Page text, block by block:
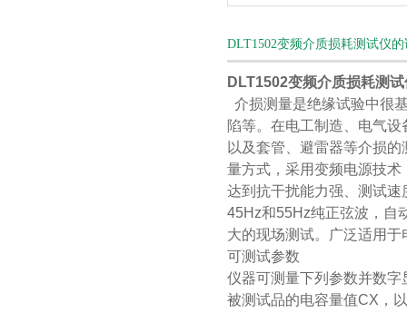
DLT1502变频介质损耗测试仪
DLT1502变频介质损耗测试
介损测量是绝缘试验中很
陷等。在电工制造、电气
以及套管、避雷器等介损
量方式，采用变频电源技
达到抗干扰能力强、测试
45Hz和55Hz纯正弦波，自
大的现场测试。广泛适用
可测试参数
仪器可测量下列参数并数字
被测试品的电容量值CX，